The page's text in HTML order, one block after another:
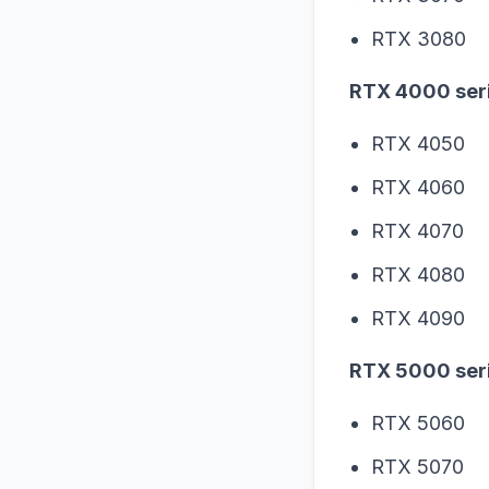
RTX 3080
RTX 4000
RTX 4050
RTX 4060
RTX 4070
RTX 4080
RTX 4090
RTX 5000
RTX 5060
RTX 5070